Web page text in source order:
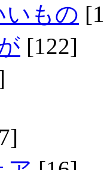
いもの
[122]